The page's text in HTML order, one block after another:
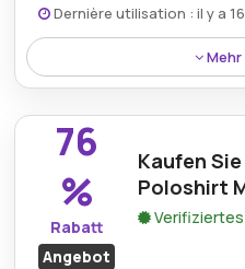
Dernière utilisation : il y a
Kaufen Sie jetzt
Sie sich einen satten
ausgewählte Modelle.
76
%
Rabatt
Angebot
Kaufen
Poloshirt